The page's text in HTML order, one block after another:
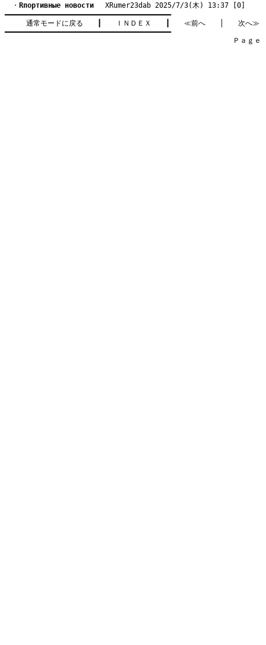
・ Rпортивные новости XRumer23dab 2025/7/3(木) 13:37 [0]
━━━━━━━━━━━━━━━━━━━━━━━━━━━━━━━━━━━━━━━━
通常モードに戻る
ＩＮＤＥＸ ≪前へ
次へ≫
━━━━━━━━━━━━━━━━━━━━━━━━━━━━━━━━━━━━━━━━
Ｐａｇｅ